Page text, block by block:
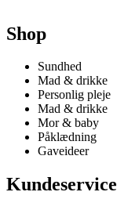
Shop
Sundhed
Mad & drikke
Personlig pleje
Mad & drikke
Mor & baby
Påklædning
Gaveideer
Kundeservice